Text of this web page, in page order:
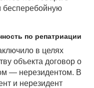
бесперебойную
по репатриации
в целях
объекта договор о
— нерезидентом. В
и нерезидент